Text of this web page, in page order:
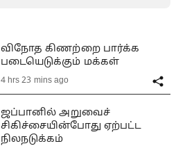
விநோத கிணற்றை பார்க்க
படையெடுக்கும் மக்கள்
4 hrs 23 mins ago
ஜப்பானில் அறுவைச்
சிகிச்சையின்போது ஏற்பட்ட
நிலநடுக்கம்